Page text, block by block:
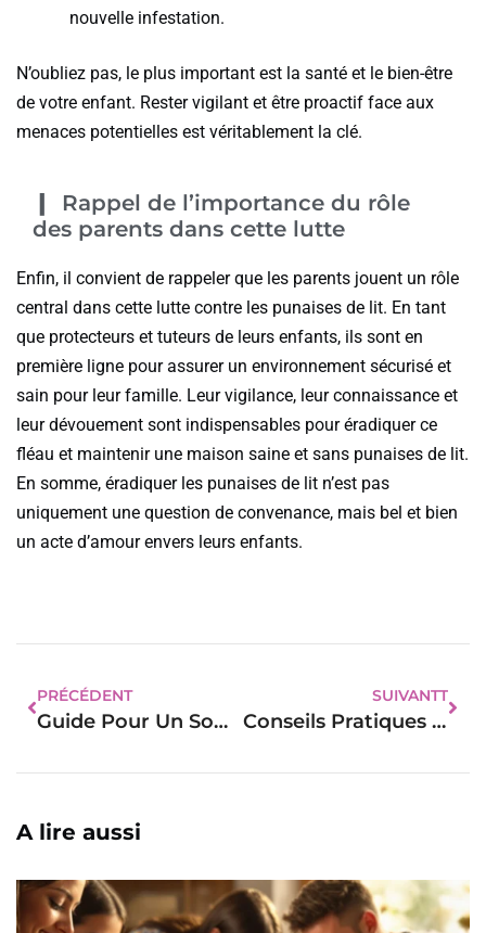
nouvelle infestation.
N’oubliez pas, le plus important est la santé et le bien-être
de votre enfant. Rester vigilant et être proactif face aux
menaces potentielles est véritablement la clé.
Rappel de l’importance du rôle
des parents dans cette lutte
Enfin, il convient de rappeler que les parents jouent un rôle
central dans cette lutte contre les punaises de lit. En tant
que protecteurs et tuteurs de leurs enfants, ils sont en
première ligne pour assurer un environnement sécurisé et
sain pour leur famille. Leur vigilance, leur connaissance et
leur dévouement sont indispensables pour éradiquer ce
fléau et maintenir une maison saine et sans punaises de lit.
En somme, éradiquer les punaises de lit n’est pas
uniquement une question de convenance, mais bel et bien
un acte d’amour envers leurs enfants.
PRÉCÉDENT
Guide Pour Un Sommeil Paisible De Bébé
SUIVANTT
Conseils Pratiques Pour Assurer Le Bonheur De Votre Bébé
A lire aussi